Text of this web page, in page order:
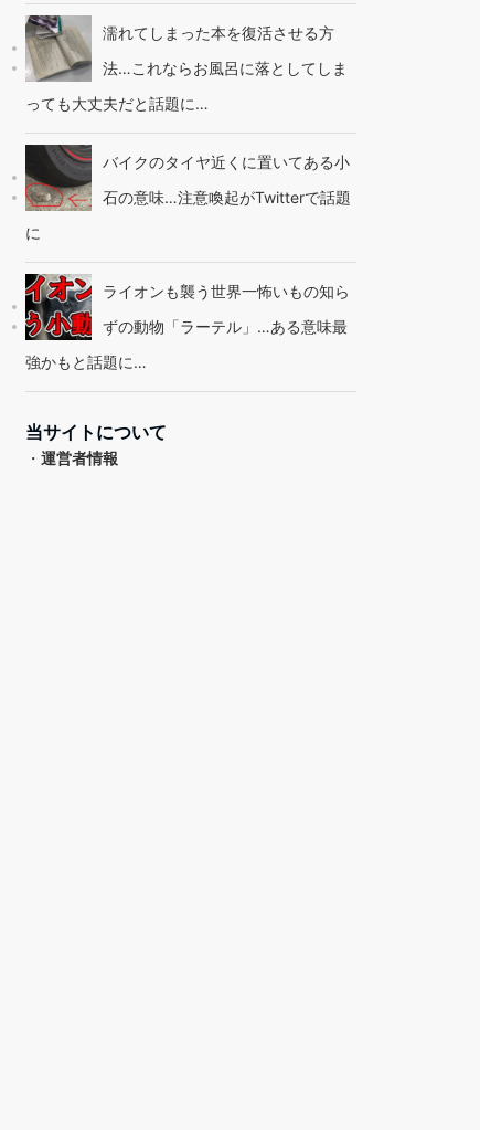
濡れてしまった本を復活させる方
法…これならお風呂に落としてしま
っても大丈夫だと話題に…
バイクのタイヤ近くに置いてある小
石の意味…注意喚起がTwitterで話題
に
ライオンも襲う世界一怖いもの知ら
ずの動物「ラーテル」…ある意味最
強かもと話題に…
当サイトについて
・ 運営者情報